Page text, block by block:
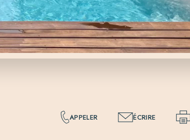
APPELER ÉCRIRE